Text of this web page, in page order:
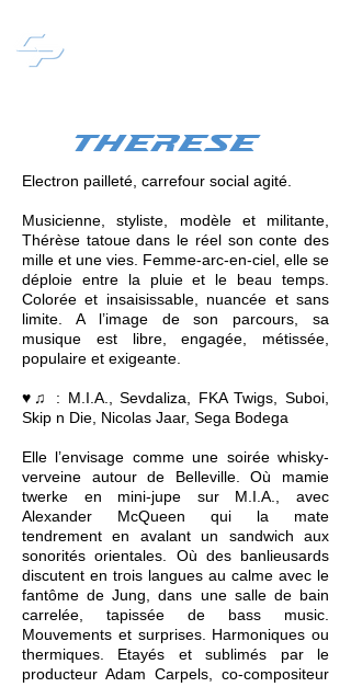
THERESE
Electron pailleté, carrefour social agité.
Musicienne, styliste, modèle et militante,
Thérèse tatoue dans le réel son conte des
mille et une vies. Femme-arc-en-ciel, elle se
déploie entre la pluie et le beau temps.
Colorée et insaisissable, nuancée et sans
limite. A l’image de son parcours, sa
musique est libre, engagée, métissée,
populaire et exigeante.
♥♫ : M.I.A., Sevdaliza, FKA Twigs, Suboi,
Skip n Die, Nicolas Jaar, Sega Bodega
Elle l’envisage comme une soirée whisky-
verveine autour de Belleville. Où mamie
twerke en mini-jupe sur M.I.A., avec
Alexander McQueen qui la mate
tendrement en avalant un sandwich aux
sonorités orientales. Où des banlieusards
discutent en trois langues au calme avec le
fantôme de Jung, dans une salle de bain
carrelée, tapissée de bass music.
Mouvements et surprises. Harmoniques ou
thermiques. Etayés et sublimés par le
producteur Adam Carpels, co-compositeur